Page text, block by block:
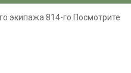
экипажа 814-го.Посмотрите